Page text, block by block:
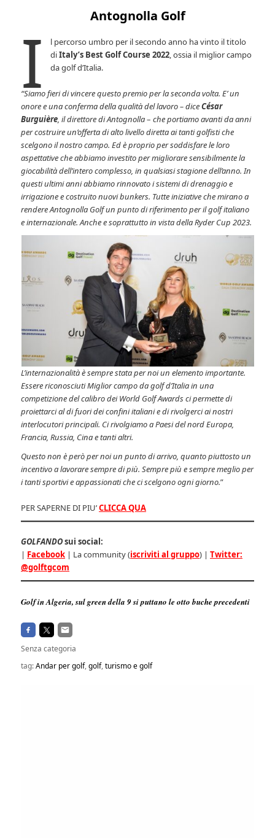
Antognolla Golf
I
l percorso umbro per il secondo anno ha vinto il titolo
diItaly’s Best Golf Course 2022, ossia il miglior campo
da golf d’Italia.
“Siamo fieri di vincere questo premio per la seconda volta. E’ un
onore e una conferma della qualità del lavoro – diceCésar
Burguière, il direttore di Antognolla–che portiamo avanti da anni
per costruire un’offerta di alto livello diretta ai tanti golfisti che
scelgono il nostro campo. Ed è proprio per soddisfare le loro
aspettative che abbiamo investito per migliorare sensibilmente la
giocabilità dell’intero complesso, in qualsiasi stagione dell’anno. In
questi ultimi anni abbiamo rinnovato i sistemi di drenaggio e
irrigazione e costruito nuovi bunkers. Tutte iniziative che mirano a
rendere Antognolla Golf un punto di riferimento per il golf italiano
e internazionale. Anche e soprattutto in vista della Ryder Cup 2023.
L’internazionalità è sempre stata per noi un elemento importante.
Essere riconosciuti Miglior campo da golf d’Italia in una
competizione del calibro dei World Golf Awards ci permette di
proiettarci al di fuori dei confini italiani e di rivolgerci ai nostri
interlocutori principali. Ci rivolgiamo a Paesi del nord Europa,
Francia, Russia, Cina e tanti altri.
Questo non è però per noi un punto di arrivo, quanto piuttosto un
incentivo a lavorare sempre di più. Sempre più e sempre meglio per
i tanti sportivi e appassionati che ci scelgono ogni giorno.”
PER SAPERNE DI PIU’CLICCA QUA
GOLFANDOsui social:
| Facebook | La community (iscriviti al gruppo) |Twitter:
@golftgcom
Golf in Algeria, sul green della 9 si puttano le otto buche precedenti
Senza categoria
tag:Andar per golf,golf,turismo e golf